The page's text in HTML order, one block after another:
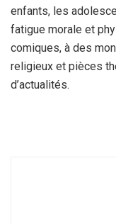
enfants, les
fatigue morale et
comiques, à des
religieux et pièces
d’actualités.